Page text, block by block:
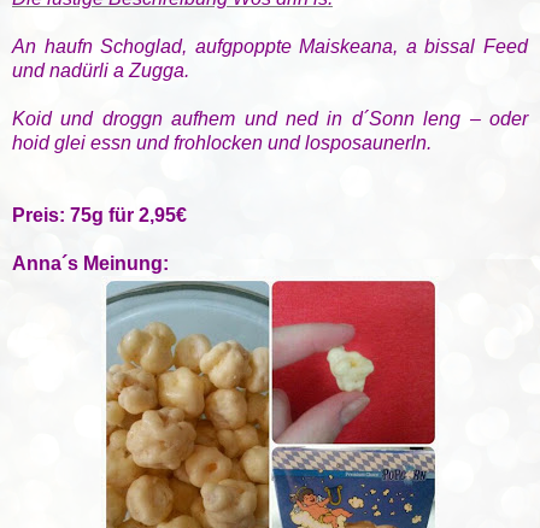
An haufn Schoglad, aufgpoppte Maiskeana, a bissal Feed
und nadürli a Zugga.
Koid und droggn aufhem und ned in d´Sonn leng – oder
hoid glei essn und frohlocken und losposaunerln.
Preis: 75g für 2,95€
Anna´s Meinung: